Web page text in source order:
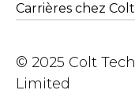
Carrières chez Colt
© 2025 Colt
Limited